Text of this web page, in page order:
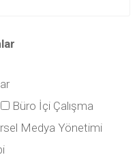
Büro İçi Çalışma
Medya Yönetimi